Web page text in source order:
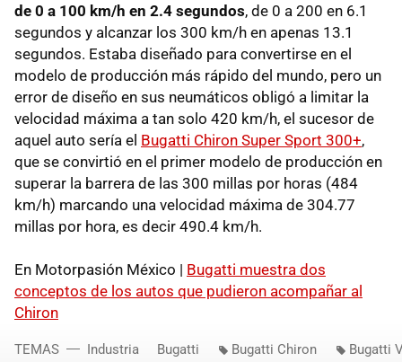
de 0 a 100 km/h en 2.4 segundos, de 0 a 200 en 6.1
segundos y alcanzar los 300 km/h en apenas 13.1
segundos. Estaba diseñado para convertirse en el
modelo de producción más rápido del mundo, pero un
error de diseño en sus neumáticos obligó a limitar la
velocidad máxima a tan solo 420 km/h, el sucesor de
aquel auto sería el Bugatti Chiron Super Sport 300+,
que se convirtió en el primer modelo de producción en
superar la barrera de las 300 millas por horas (484
km/h) marcando una velocidad máxima de 304.77
millas por hora, es decir 490.4 km/h.
En Motorpasión México | Bugatti muestra dos
conceptos de los autos que pudieron acompañar al
Chiron
TEMAS Industria Bugatti Bugatti Chiron Bugatti